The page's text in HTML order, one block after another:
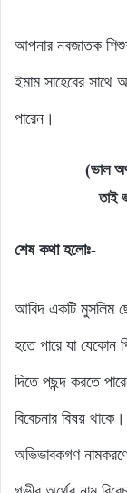
আপনার নবজাতক
ইমাম সাহেবের সাথে
পারেন।
(ভাল
তাই
শেষ কথা হলোঃ-
আবিদ একটি মুসলিম
হতে পারে যা যেকোন
দিতে পছন্দ করতে
বিবেচনার বিষয়
অভিভাবকগণ